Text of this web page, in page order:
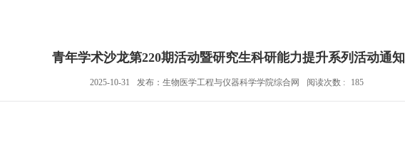
青年学术沙龙第220期活动暨研究生科研能力提升系列活动通知
2025-10-31 发布：生物医学工程与仪器科学学院综合网 阅读次数 : 185